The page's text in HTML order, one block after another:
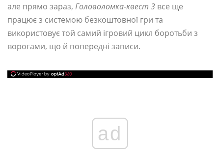
але прямо зараз, Головоломка-квест 3 все ще
працює з системою безкоштовної гри та
використовує той самий ігровий цикл боротьби з
ворогами, що й попередні записи.
ad